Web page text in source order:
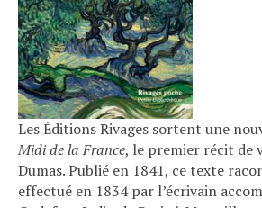
Les Éditions Rivages sortent une
Midi de la France, le premier récit de
Dumas. Publié en 1841, ce texte
effectué en 1834 par l’écrivain